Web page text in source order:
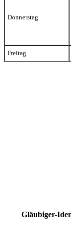
Donnerstag
Freitag
Gläubiger-